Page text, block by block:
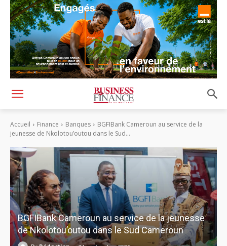
Accueil Finance Banques
BGFIBank Cameroun au service de la
jeunesse de Nkolotou’outou dans le Sud...
BGFIBank Cameroun au service de la jeunesse
de Nkolotou’outou dans le Sud Cameroun